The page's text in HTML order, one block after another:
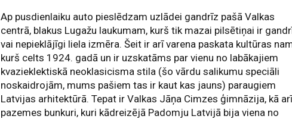
Ap pusdienlaiku auto pieslēdzam uzlādei gandrīz pašā Valkas
centrā, blakus Lugažu laukumam, kurš tik mazai pilsētiņai ir
vai nepieklājīgi liela izmēra. Šeit ir arī varena paskata kultūras
kurš celts 1924. gadā un ir uzskatāms par vienu no labākajiem
kvazieklektiskā neoklasicisma stila (šo vārdu salikumu speciāli
noskaidrojām, mums pašiem tas ir kaut kas jauns) paraugiem
Latvijas arhitektūrā. Tepat ir Valkas Jāņa Cimzes ģimnāzija, kā
pazemes bunkuri, kuri kādreizējā Padomju Latvijā bija viena no